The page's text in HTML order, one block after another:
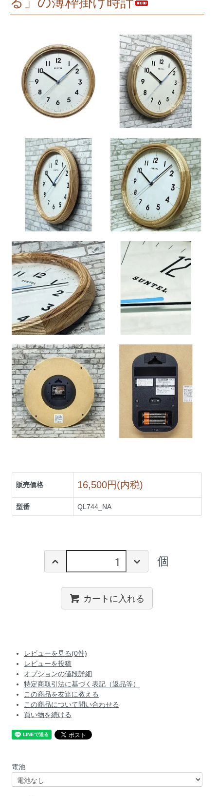
販売価格 16,500円(内税)
型番 QL744_NA
個
カートに入れる
レビューを見る(0件)
レビューを投稿
オプションの値段詳細
特定商取引法に基づく表記（返品等）
この商品を友達に教える
この商品について問い合わせる
買い物を続ける
電池